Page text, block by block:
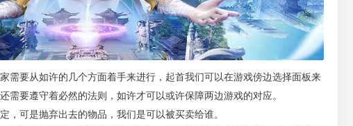
需要从如许的几个方面着手来进行，起首我们可以在游戏傍边选择面板来
需要遵守着必然的法则，如许才可以或许保障两边游戏的对应。
，可是抛弃出去的物品，我们是可以被买卖给谁。